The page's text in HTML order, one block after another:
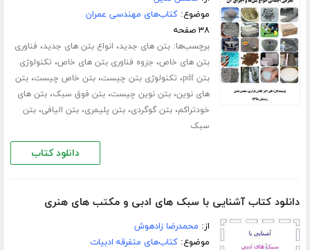
موضوع:کتاب‌های مهندسی عمران
۳۸ صفحه
برچسب‌ها:بتن های جدید، انواع بتن های جدید، فناوری
بتن های خاص، جزوه فناوری بتن های خاص، تکنولوژی
بتن pdf
، تکنولوژی بتن چیست،بتن خاص چیست،بتن
های نوین،بتن نوین چیست،بتن فوق سبک،بتن های
خودتراکم،بتن گوگردی،بتن پلیمری،بتن الیافی،بتن
سبک
دانلود کتاب
دانلود کتاب آشنایی با سبک های ادبی و مکتب های هنری
از: محمدرضا زادهوش
موضوع:کتاب‌های متفرقه ادبیات